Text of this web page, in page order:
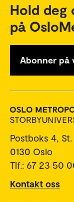
Hold deg
på
Abonner på
Postboks 4,
0130 Oslo
Tlf.: 67 23 50
Kontakt oss